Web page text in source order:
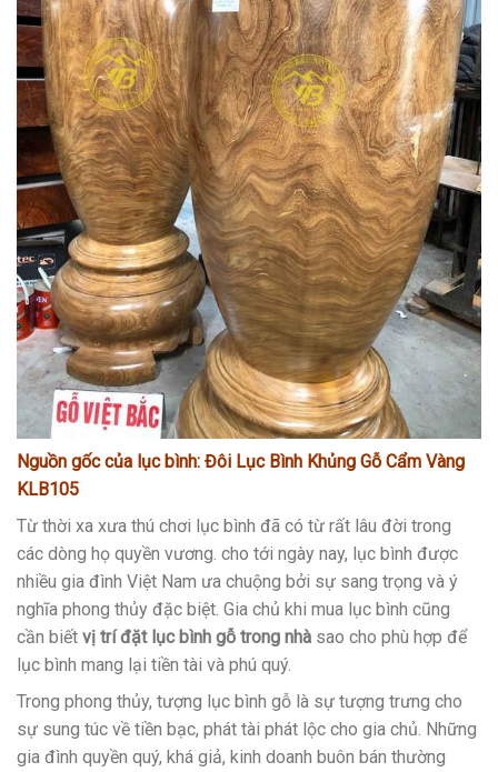
Nguồn gốc của lục bình: Đôi Lục Bình Khủng Gỗ Cẩm Vàng
KLB105
Từ thời xa xưa thú chơi lục bình đã có từ rất lâu đời trong
các dòng họ quyền vương. cho tới ngày nay, lục bình được
nhiều gia đình Việt Nam ưa chuộng bởi sự sang trọng và ý
nghĩa phong thủy đặc biệt. Gia chủ khi mua lục bình cũng
cần biết vị trí đặt lục bình gỗ trong nhà sao cho phù hợp để
lục bình mang lại tiền tài và phú quý.
Trong phong thủy, tượng lục bình gỗ là sự tượng trưng cho
sự sung túc về tiền bạc, phát tài phát lộc cho gia chủ. Những
gia đình quyền quý, khá giả, kinh doanh buôn bán thường